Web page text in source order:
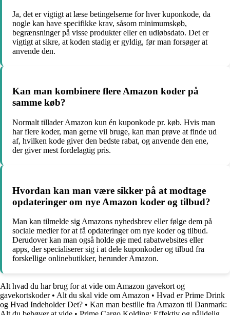
Ja, det er vigtigt at læse betingelserne for hver kuponkode, da
nogle kan have specifikke krav, såsom minimumskøb,
begrænsninger på visse produkter eller en udløbsdato. Det er
vigtigt at sikre, at koden stadig er gyldig, før man forsøger at
anvende den.
Kan man kombinere flere Amazon koder på
samme køb?
Normalt tillader Amazon kun én kuponkode pr. køb. Hvis man
har flere koder, man gerne vil bruge, kan man prøve at finde ud
af, hvilken kode giver den bedste rabat, og anvende den ene,
der giver mest fordelagtig pris.
Hvordan kan man være sikker på at modtage
opdateringer om nye Amazon koder og tilbud?
Man kan tilmelde sig Amazons nyhedsbrev eller følge dem på
sociale medier for at få opdateringer om nye koder og tilbud.
Derudover kan man også holde øje med rabatwebsites eller
apps, der specialiserer sig i at dele kuponkoder og tilbud fra
forskellige onlinebutikker, herunder Amazon.
Alt hvad du har brug for at vide om Amazon gavekort og
gavekortskoder• Alt du skal vide om Amazon • Hvad er Prime Drink
og Hvad Indeholder Det? • Kan man bestille fra Amazon til Danmark: